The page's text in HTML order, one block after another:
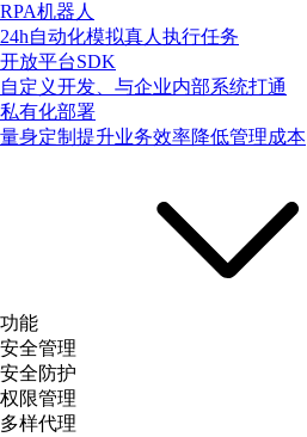
RPA机器人
24h自动化模拟真人执行任务
开放平台SDK
自定义开发、与企业内部系统打通
私有化部署
量身定制提升业务效率降低管理成本
功能
安全管理
安全防护
权限管理
多样代理